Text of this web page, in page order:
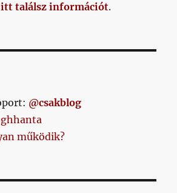
itt találsz információt.
@csakblog
működik?